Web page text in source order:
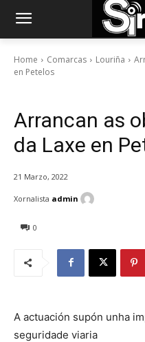
Home Comarcas Louriña
en Petelos
Arrancan as
da Laxe en
21 Marzo, 2022
0
Xornalista admin
A actuación supón unha
seguridade viaria